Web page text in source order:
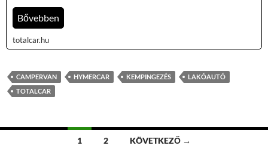
Bővebben
totalcar.hu
CAMPERVAN HYMERCAR KEMPINGEZÉS
LAKÓAUTÓ
TOTALCAR
Bejegyzések
1 2 KÖVETKEZŐ →